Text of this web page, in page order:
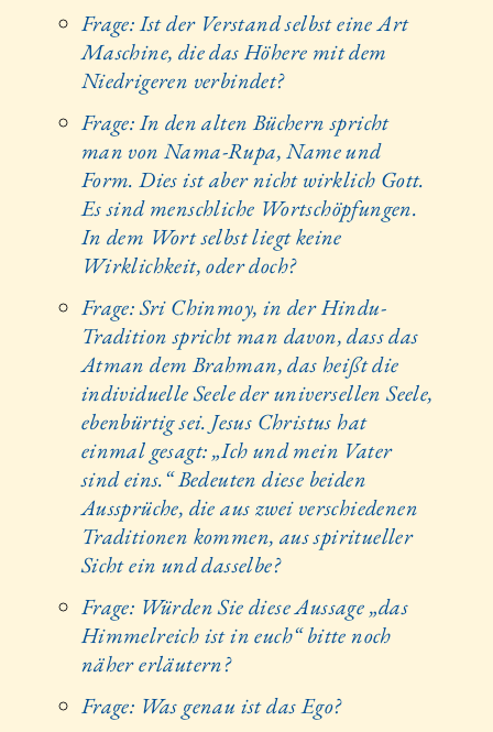
Frage: Ist der Verstand selbst eine Art
Maschine, die das Höhere mit dem
Niedrigeren verbindet?
Frage: In den alten Büchern spricht
man von Nama-Rupa, Name und
Form. Dies ist aber nicht wirklich Gott.
Es sind menschliche Wortschöpfungen.
In dem Wort selbst liegt keine
Wirklichkeit, oder doch?
Frage: Sri Chinmoy, in der Hindu-
Tradition spricht man davon, dass das
Atman dem Brahman, das heißt die
individuelle Seele der universellen Seele,
ebenbürtig sei. Jesus Christus hat
einmal gesagt: „Ich und mein Vater
sind eins.“ Bedeuten diese beiden
Aussprüche, die aus zwei verschiedenen
Traditionen kommen, aus spiritueller
Sicht ein und dasselbe?
Frage: Würden Sie diese Aussage „das
Himmelreich ist in euch“ bitte noch
näher erläutern?
Frage: Was genau ist das Ego?